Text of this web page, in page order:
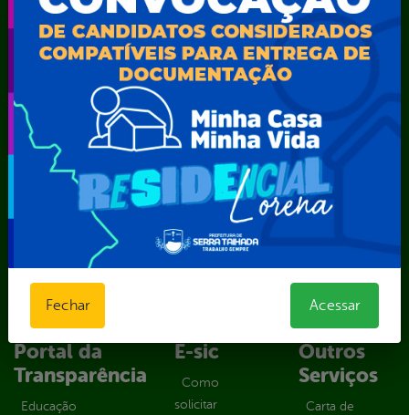
Secretaria Municipal de Administração – SAD
Secretaria Municipal de Agricultura e Recursos Hídricos –
SEMARH / Secretaria de Agricultura Familiar – SEMAF
Secretaria Municipal de Educação – SEST
Secretaria Municipal de Esporte e Lazer – SEMEL
Secretaria Municipal de Finanças – SECFIN
Secretaria Municipal de Governo – SEGOV
Secretaria Municipal de Meio Ambiente – SEMA
Secretaria Municipal de Planejamento e Gestão – SEPLAG
Secretaria Municipal de Relações Institucionais – SEMRI
Secretaria Municipal de Saúde – SMS
Secretaria Municipal de Serviços Públicos – SEMUSP
Superintendência de Trânsito e Transportes de Serra
Talhada-STTRANS
Transparência, Fiscalização e Controle
Portal da
Transparência
Educação
E-sic
Como
solicitar
Outros
Serviços
Carta de
Fechar Acessar